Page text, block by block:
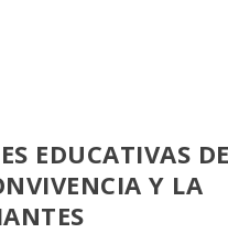
EDUCATIVAS
Y LA